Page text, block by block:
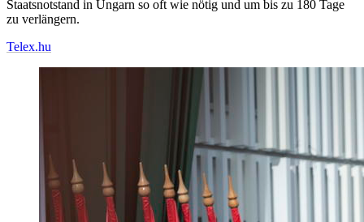
Staatsnotstand in Ungarn so oft wie nötig und um bis zu 180 Tage
zu verlängern.
Telex.hu